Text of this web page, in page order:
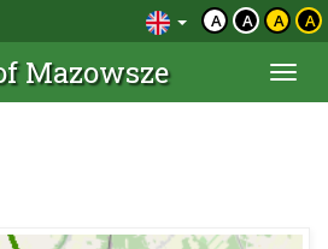
A A A A
Mazowsze